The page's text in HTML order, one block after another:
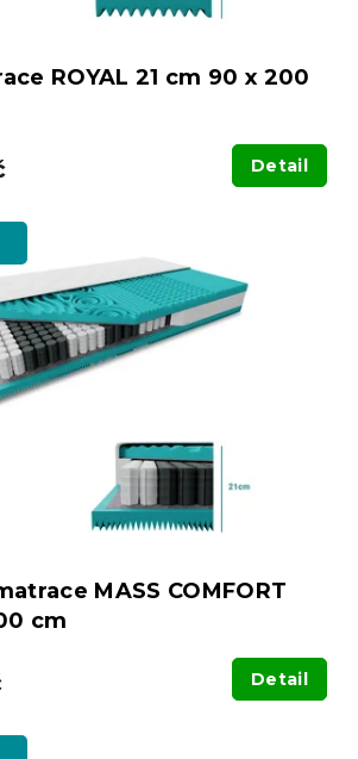
ROYAL 21 cm 90 x 200
Detail
MASS COMFORT
cm
Detail